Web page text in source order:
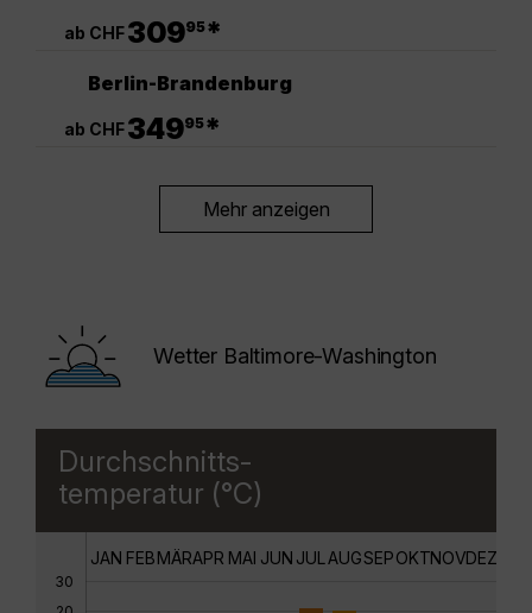
ab CHF30995*
Berlin-Brandenburg
ab CHF34995*
Mehr anzeigen
Wetter Baltimore-Washington
Durchschnitts-
temperatur (°C)
30
JAN FEBMÄRAPR MAI JUN JUL AUGSEPOKTNOVDEZ